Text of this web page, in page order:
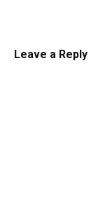
Leave a Reply